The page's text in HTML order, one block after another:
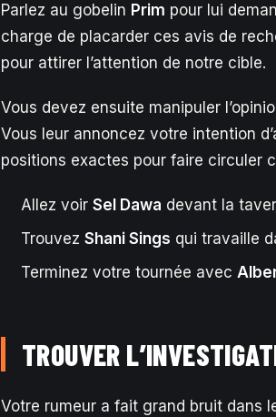
Parlez au gobelin Prim pour lui
charge de placarder ces avis de
pour attirer l’attention de notre cible.
Vous devez ensuite manipuler
Vous leur annoncez votre intention
positions exactes pour faire circuler
Allez voir Sel Dawa devant la
Trouvez Shani Sings qui travaille
Terminez votre tournée avec
TROUVER
Votre rumeur a fait grand bruit dans